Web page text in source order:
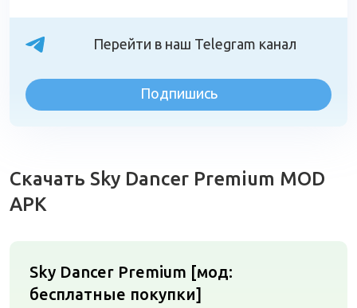
Перейти в наш Telegram канал
Подпишись
Скачать Sky Dancer Premium MOD
APK
Sky Dancer Premium [мод:
бесплатные покупки]